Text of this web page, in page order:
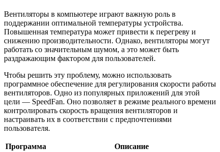
Вентиляторы в компьютере играют важную роль в
поддержании оптимальной температуры устройства.
Повышенная температура может привести к перегреву и
снижению производительности. Однако, вентиляторы могут
работать со значительным шумом, а это может быть
раздражающим фактором для пользователей.
Чтобы решить эту проблему, можно использовать
программное обеспечение для регулирования скорости работы
вентиляторов. Одно из популярных приложений для этой
цели — SpeedFan. Оно позволяет в режиме реального времени
контролировать скорость вращения вентиляторов и
настраивать их в соответствии с предпочтениями
пользователя.
Программа Описание